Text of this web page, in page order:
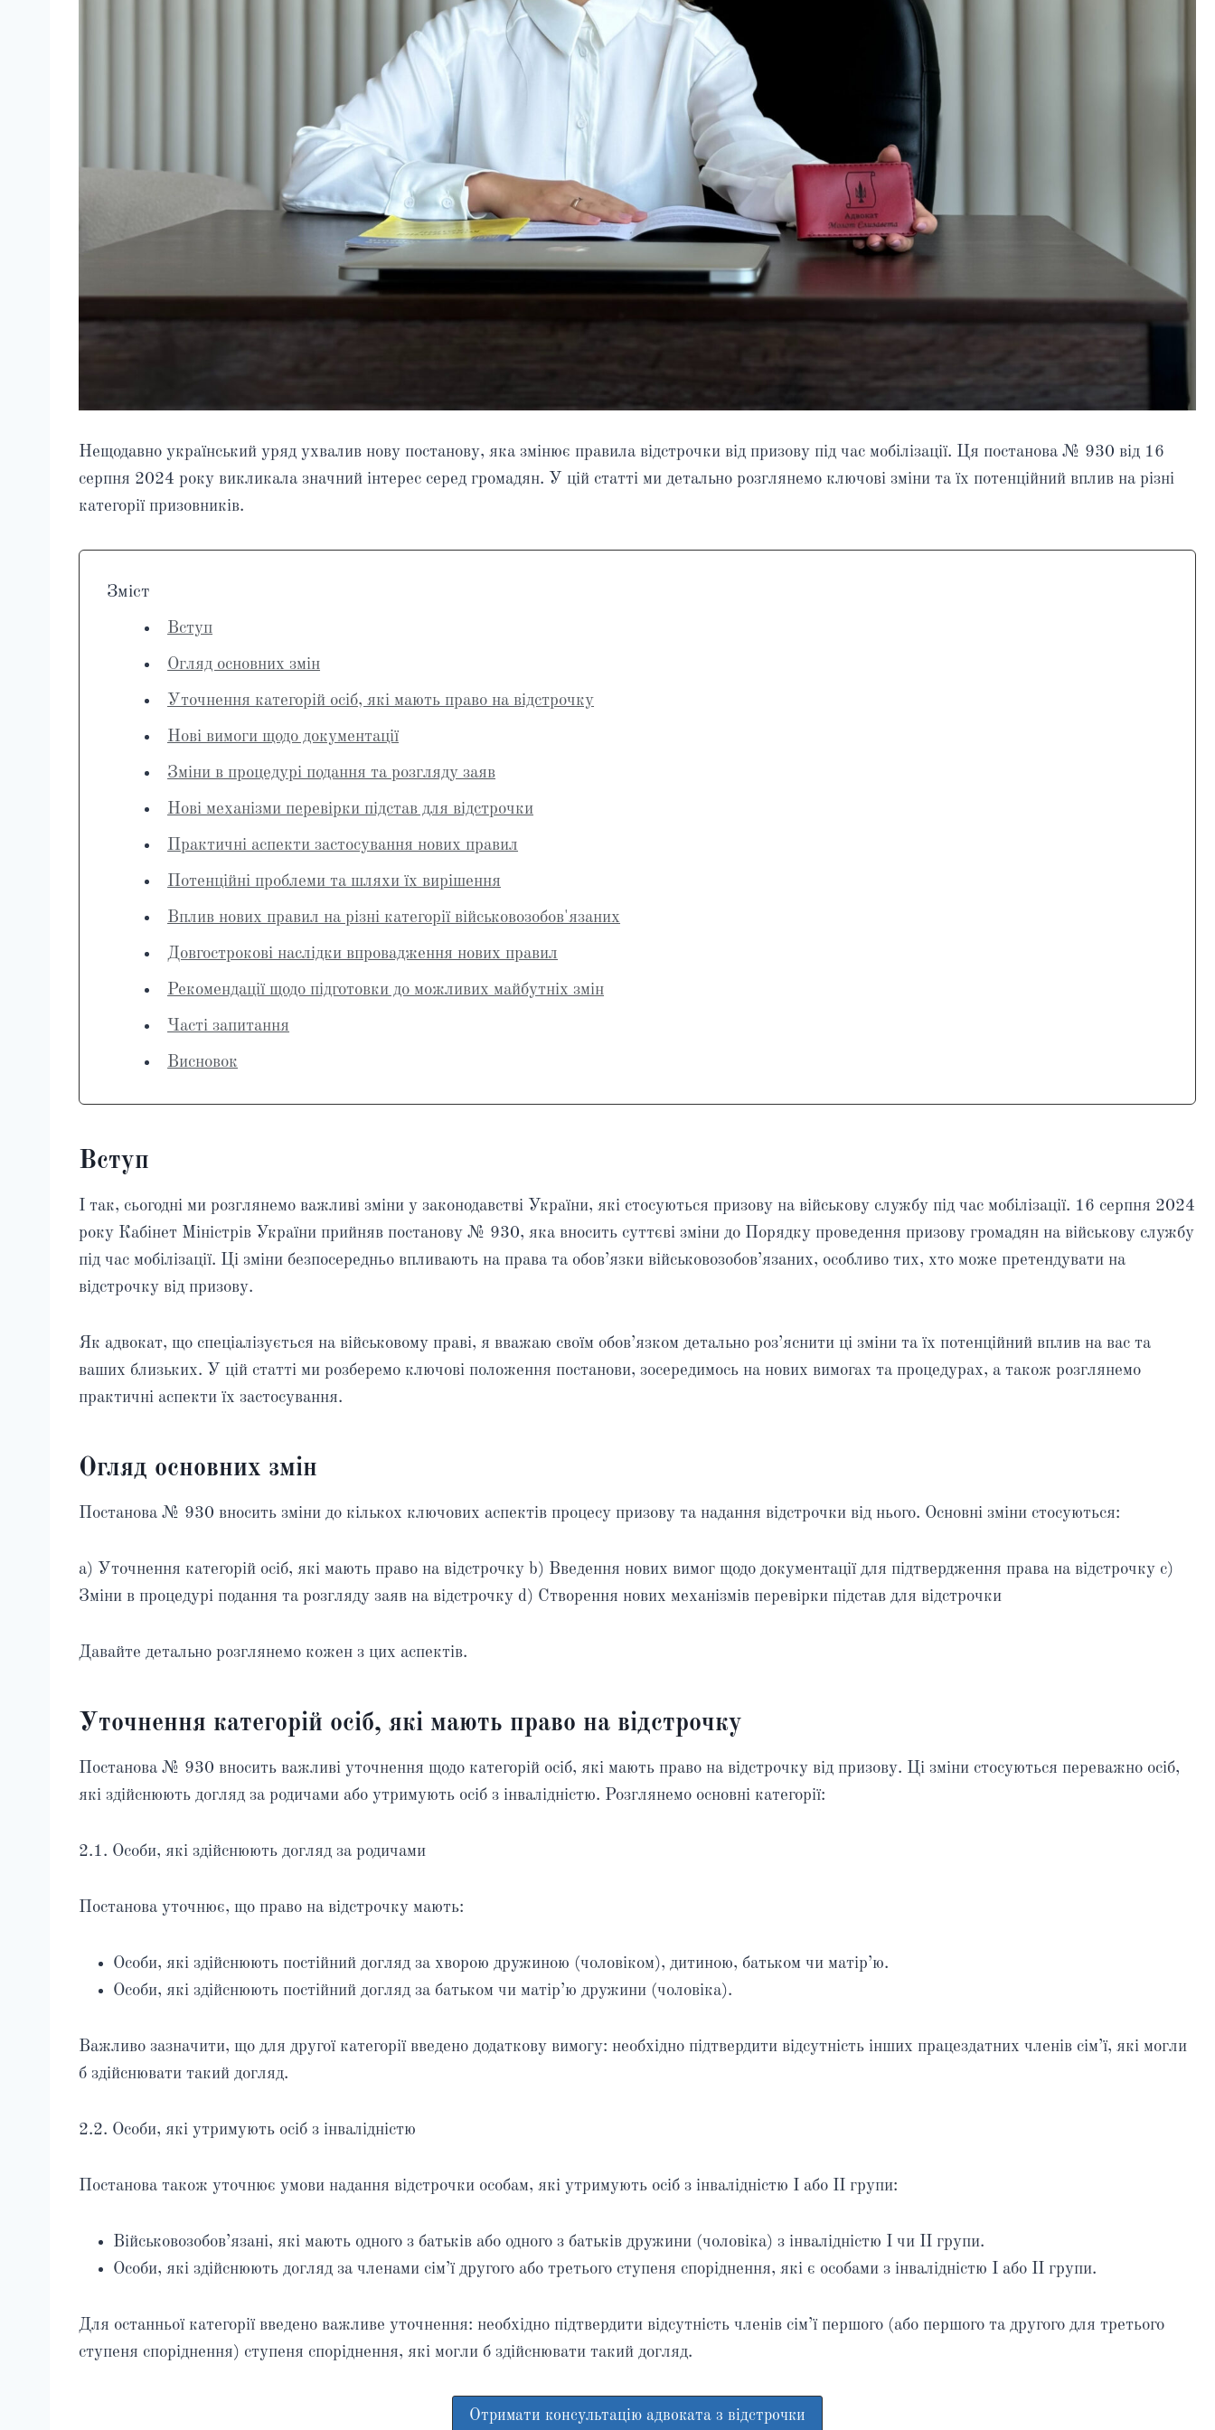
Нещодавно український уряд ухвалив нову постанову, яка змінює правила відстрочки від призову під час мобілізації. Ця постанова № 930 від 16
серпня 2024 року викликала значний інтерес серед громадян. У цій статті ми детально розглянемо ключові зміни та їх потенційний вплив на різні
категорії призовників.
Зміст
Вступ
Огляд основних змін
Уточнення категорій осіб, які мають право на відстрочку
Нові вимоги щодо документації
Зміни в процедурі подання та розгляду заяв
Нові механізми перевірки підстав для відстрочки
Практичні аспекти застосування нових правил
Потенційні проблеми та шляхи їх вирішення
Вплив нових правил на різні категорії військовозобов'язаних
Довгострокові наслідки впровадження нових правил
Рекомендації щодо підготовки до можливих майбутніх змін
Часті запитання
Висновок
Вступ
І так, сьогодні ми розглянемо важливі зміни у законодавстві України, які стосуються призову на військову службу під час мобілізації. 16 серпня 2024
року Кабінет Міністрів України прийняв постанову № 930, яка вносить суттєві зміни до Порядку проведення призову громадян на військову службу
під час мобілізації. Ці зміни безпосередньо впливають на права та обов’язки військовозобов’язаних, особливо тих, хто може претендувати на
відстрочку від призову.
Як адвокат, що спеціалізується на військовому праві, я вважаю своїм обов’язком детально роз’яснити ці зміни та їх потенційний вплив на вас та
ваших близьких. У цій статті ми розберемо ключові положення постанови, зосередимось на нових вимогах та процедурах, а також розглянемо
практичні аспекти їх застосування.
Огляд основних змін
Постанова № 930 вносить зміни до кількох ключових аспектів процесу призову та надання відстрочки від нього. Основні зміни стосуються:
a) Уточнення категорій осіб, які мають право на відстрочку b) Введення нових вимог щодо документації для підтвердження права на відстрочку c)
Зміни в процедурі подання та розгляду заяв на відстрочку d) Створення нових механізмів перевірки підстав для відстрочки
Давайте детально розглянемо кожен з цих аспектів.
Уточнення категорій осіб, які мають право на відстрочку
Постанова № 930 вносить важливі уточнення щодо категорій осіб, які мають право на відстрочку від призову. Ці зміни стосуються переважно осіб,
які здійснюють догляд за родичами або утримують осіб з інвалідністю. Розглянемо основні категорії:
2.1. Особи, які здійснюють догляд за родичами
Постанова уточнює, що право на відстрочку мають:
Особи, які здійснюють постійний догляд за хворою дружиною (чоловіком), дитиною, батьком чи матір’ю.
Особи, які здійснюють постійний догляд за батьком чи матір’ю дружини (чоловіка).
Важливо зазначити, що для другої категорії введено додаткову вимогу: необхідно підтвердити відсутність інших працездатних членів сім’ї, які могли
б здійснювати такий догляд.
2.2. Особи, які утримують осіб з інвалідністю
Постанова також уточнює умови надання відстрочки особам, які утримують осіб з інвалідністю I або II групи:
Військовозобов’язані, які мають одного з батьків або одного з батьків дружини (чоловіка) з інвалідністю I чи II групи.
Особи, які здійснюють догляд за членами сім’ї другого або третього ступеня споріднення, які є особами з інвалідністю I або II групи.
Для останньої категорії введено важливе уточнення: необхідно підтвердити відсутність членів сім’ї першого (або першого та другого для третього
ступеня споріднення) ступеня споріднення, які могли б здійснювати такий догляд.
Отримати консультацію адвоката з відстрочки